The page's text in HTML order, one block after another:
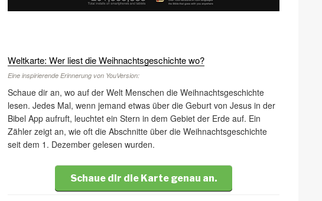
Weltkarte: Wer liest die Weihnachtsgeschichte wo?
Eine inspirierende Erinnerung von YouVersion:
Schaue dir an, wo auf der Welt Menschen die Weihnachtsgeschichte
lesen. Jedes Mal, wenn jemand etwas über die Geburt von Jesus in der
Bibel App aufruft, leuchtet ein Stern in dem Gebiet der Erde auf. Ein
Zähler zeigt an, wie oft die Abschnitte über die Weihnachtsgeschichte
seit dem 1. Dezember gelesen wurden.
Schaue dir die Karte genau an.